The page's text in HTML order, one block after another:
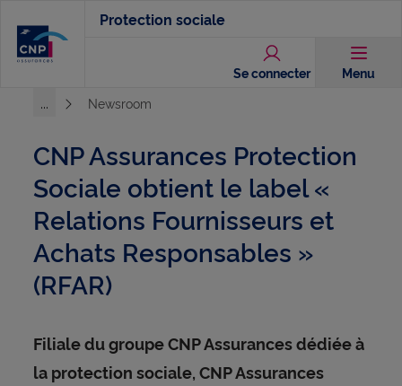
contenu
Protection sociale
Se connecter Menu
...
Newsroom
CNP Assurances Protection
Sociale obtient le label «
Relations Fournisseurs et
Achats Responsables »
(RFAR)
Filiale du groupe CNP Assurances dédiée à
la protection sociale, CNP Assurances